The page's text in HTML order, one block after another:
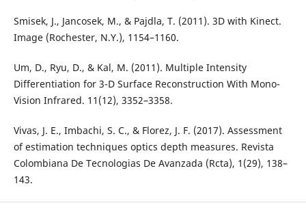
Smisek, J., Jancosek, M., & Pajdla, T. (2011). 3D with Kinect.
Image (Rochester, N.Y.), 1154–1160.
Um, D., Ryu, D., & Kal, M. (2011). Multiple Intensity
Differentiation for 3-D Surface Reconstruction With Mono-
Vision Infrared. 11(12), 3352–3358.
Vivas, J. E., Imbachi, S. C., & Florez, J. F. (2017). Assessment
of estimation techniques optics depth measures. Revista
Colombiana De Tecnologias De Avanzada (Rcta), 1(29), 138–
143.